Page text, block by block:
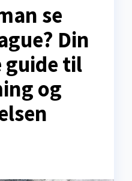
se
Din
guide til
og